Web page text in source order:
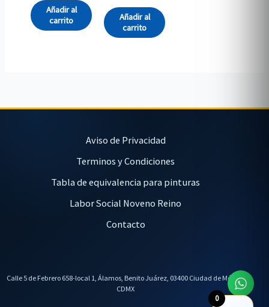
Añadir al
carrito
Añadir al
carrito
Aviso de Privacidad
Terminos y Condiciones
Tabla de equivalencia para pinturas
Labor Social Noveno Reino
Contacto
Calle 5 de Febrero 658-local 1, Álamos, Benito Juárez, 03400 Ciudad de México,
CDMX
0